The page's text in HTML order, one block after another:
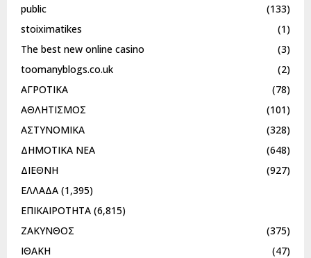
public
(133)
stoiximatikes
(1)
The best new online casino
(3)
toomanyblogs.co.uk
(2)
ΑΓΡΟΤΙΚΑ
(78)
ΑΘΛΗΤΙΣΜΟΣ
(101)
ΑΣΤΥΝΟΜΙΚΑ
(328)
ΔΗΜΟΤΙΚΑ ΝΕΑ
(648)
ΔΙΕΘΝΗ
(927)
ΕΛΛΑΔΑ (1,395)
ΕΠΙΚΑΙΡΟΤΗΤΑ (6,815)
ΖΑΚΥΝΘΟΣ
(375)
ΙΘΑΚΗ
(47)